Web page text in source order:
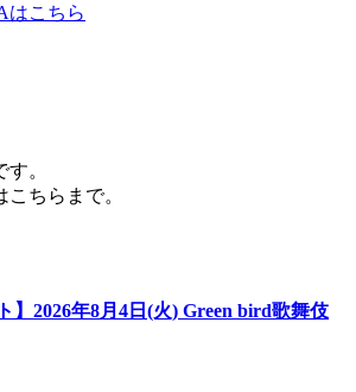
はこちら
。
ちらまで。
】2026年8月4日(火) Green bird歌舞伎